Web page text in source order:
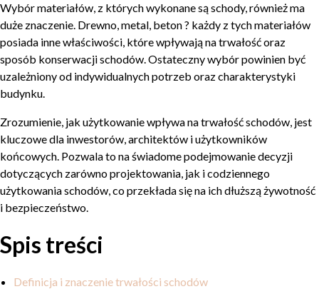
Wybór materiałów, z których wykonane są schody, również ma
duże znaczenie. Drewno, metal, beton ? każdy z tych materiałów
posiada inne właściwości, które wpływają na trwałość oraz
sposób konserwacji schodów. Ostateczny wybór powinien być
uzależniony od indywidualnych potrzeb oraz charakterystyki
budynku.
Zrozumienie, jak użytkowanie wpływa na trwałość schodów, jest
kluczowe dla inwestorów, architektów i użytkowników
końcowych. Pozwala to na świadome podejmowanie decyzji
dotyczących zarówno projektowania, jak i codziennego
użytkowania schodów, co przekłada się na ich dłuższą żywotność
i bezpieczeństwo.
Spis treści
Definicja i znaczenie trwałości schodów